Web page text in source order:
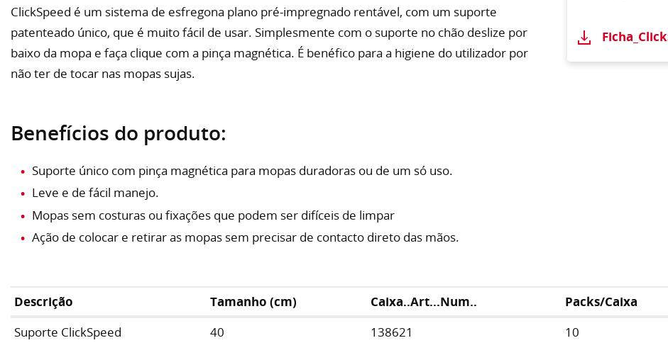
ClickSpeed é um sistema de esfregona plano pré-impregnado rentável, com um suporte
patenteado único, que é muito fácil de usar. Simplesmente com o suporte no chão deslize por
baixo da mopa e faça clique com a pinça magnética. É benéfico para a higiene do utilizador por
não ter de tocar nas mopas sujas.
Benefícios do produto:
Suporte único com pinça magnética para mopas duradoras ou de um só uso.
Leve e de fácil manejo.
Mopas sem costuras ou fixações que podem ser difíceis de limpar
Ação de colocar e retirar as mopas sem precisar de contacto direto das mãos.
Descrição Tamanho (cm) Caixa..Art...Num.. Packs/Caixa
Suporte ClickSpeed
40 138621 10